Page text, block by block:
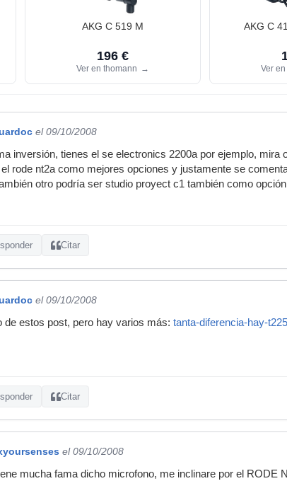
AKG C 519 M
196 €
Ver en thomann →
AKG C
Ver
el 09/10/2008
inversión, tienes el se electronics 2200a por ejemplo,
rode nt2a como mejores opciones y justamente se
otro podría ser studio proyect c1 también como
Citar
el 09/10/2008
de estos post, pero hay varios más: tanta-diferencia-hay-
Citar
el 09/10/2008
mucha fama dicho microfono, me inclinare por el RODE